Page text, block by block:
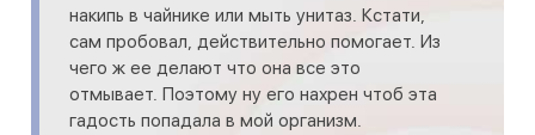
накипь в чайнике или мыть унитаз. Кстати,
сам пробовал, действительно помогает. Из
чего ж ее делают что она все это
отмывает. Поэтому ну его нахрен чтоб эта
гадость попадала в мой организм.